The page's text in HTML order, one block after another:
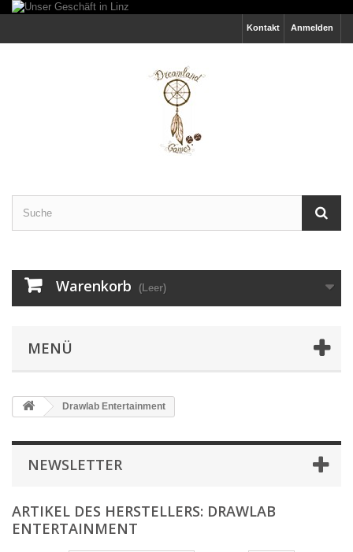
Anmelden
Kontakt
Warenkorb (Leer)
MENÜ
Drawlab Entertainment
NEWSLETTER
ARTIKEL DES HERSTELLERS: DRAWLAB
ENTERTAINMENT